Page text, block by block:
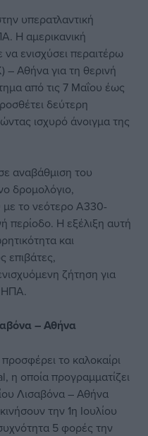
υπερατλαντική
Η αμερικανική
ενισχύσει περαιτέρω
– Αθήνα για τη θερινή
από τις 7 Μαΐου έως
δεύτερη
ισχυρό άνοιγμα της
αναβάθμιση του
δρομολόγιο,
το νεότερο A330-
περίοδο. Η εξέλιξη αυτή
και
επιβάτες,
ζήτηση για
ΗΠΑ.
– Αθήνα
το καλοκαίρι
η οποία προγραμματίζει
Λισαβόνα – Αθήνα
την 1η Ιουλίου
5 φορές την